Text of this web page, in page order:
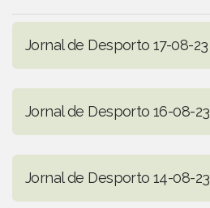
Jornal de Desporto 17-08-23
Jornal de Desporto 16-08-23
Jornal de Desporto 14-08-23